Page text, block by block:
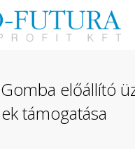
előállító
támogatása